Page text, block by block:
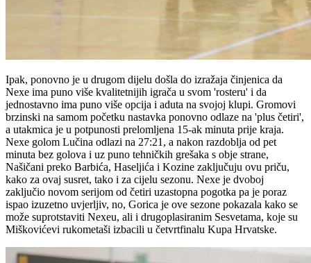
Ipak, ponovno je u drugom dijelu došla do izražaja činjenica da
Nexe ima puno više kvalitetnijih igrača u svom 'rosteru' i da
jednostavno ima puno više opcija i aduta na svojoj klupi. Gromovi
brzinski na samom početku nastavka ponovno odlaze na 'plus četiri',
a utakmica je u potpunosti prelomljena 15-ak minuta prije kraja.
Nexe golom Lučina odlazi na 27:21, a nakon razdoblja od pet
minuta bez golova i uz puno tehničkih grešaka s obje strane,
Našičani preko Barbića, Haseljića i Kozine zaključuju ovu priču,
kako za ovaj susret, tako i za cijelu sezonu. Nexe je dvoboj
zaključio novom serijom od četiri uzastopna pogotka pa je poraz
ispao izuzetno uvjerljiv, no, Gorica je ove sezone pokazala kako se
može suprotstaviti Nexeu, ali i drugoplasiranim Sesvetama, koje su
Miškovićevi rukometaši izbacili u četvrtfinalu Kupa Hrvatske.